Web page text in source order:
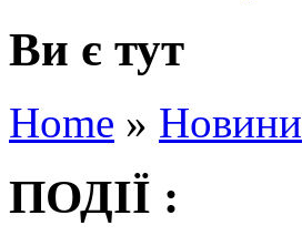
Ви є тут
Home » Новини
ПОДІЇ :